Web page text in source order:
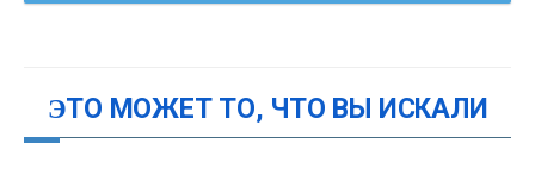
ЭТО МОЖЕТ ТО, ЧТО ВЫ ИСКАЛИ